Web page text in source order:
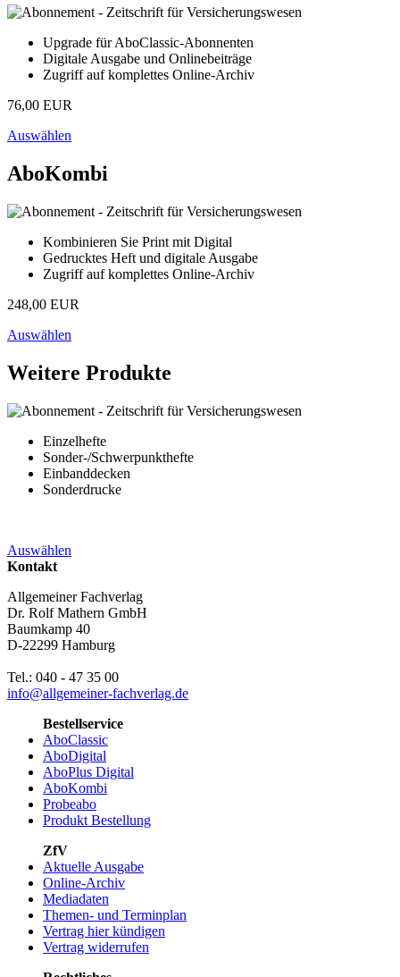
Upgrade für AboClassic-Abonnenten
Digitale Ausgabe und Onlinebeiträge
Zugriff auf komplettes Online-Archiv
76,00 EUR
Auswählen
AboKombi
Kombinieren Sie Print mit Digital
Gedrucktes Heft und digitale Ausgabe
Zugriff auf komplettes Online-Archiv
248,00 EUR
Auswählen
Weitere Produkte
Einzelhefte
Sonder-/Schwerpunkthefte
Einbanddecken
Sonderdrucke
Auswählen
Kontakt
Allgemeiner Fachverlag
Dr. Rolf Mathern GmbH
Baumkamp 40
D-22299 Hamburg
Tel.: 040 - 47 35 00
info@allgemeiner-fachverlag.de
Bestellservice
AboClassic
AboDigital
AboPlus Digital
AboKombi
Probeabo
Produkt Bestellung
ZfV
Aktuelle Ausgabe
Online-Archiv
Mediadaten
Themen- und Terminplan
Vertrag hier kündigen
Vertrag widerrufen